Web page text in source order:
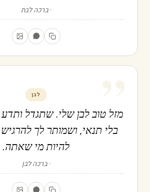
ברכה לבת
” לבן
מזל טוב לבן שלי. שתגדל
בלי תנאי, ושמותר לך להרגיש
להיות מי שאתה.
ברכה לבן